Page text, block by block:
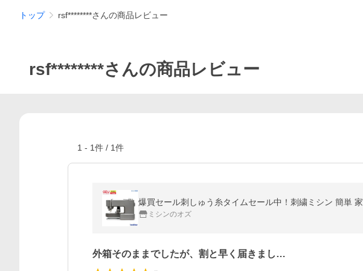
トップ rsf********さんの商品レビュー
rsf********さんの商品レビュー
1 - 1件 / 1件
爆買セール刺しゅう糸タイムセール中！刺繍ミシン 簡単
ミシンのオズ
外箱そのままでしたが、割と早く届きまし…